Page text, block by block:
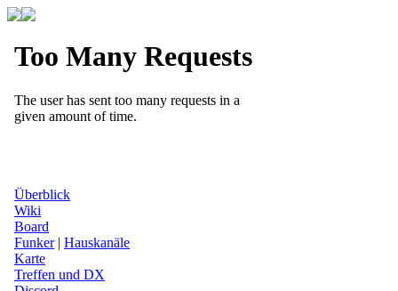
Überblick
Wiki
Board
Funker| Hauskanäle
Karte
Treffen und DX